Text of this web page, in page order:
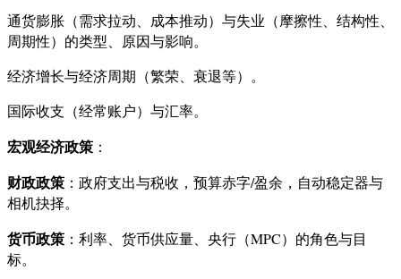
通货膨胀（需求拉动、成本推动）与失业（摩擦性、结构性、
周期性）的类型、原因与影响。
经济增长与经济周期（繁荣、衰退等）。
国际收支（经常账户）与汇率。
宏观经济政策 ：
财政政策 ：政府支出与税收，预算赤字/盈余，自动稳定器与
相机抉择。
货币政策 ：利率、货币供应量、央行（MPC）的角色与目
标。